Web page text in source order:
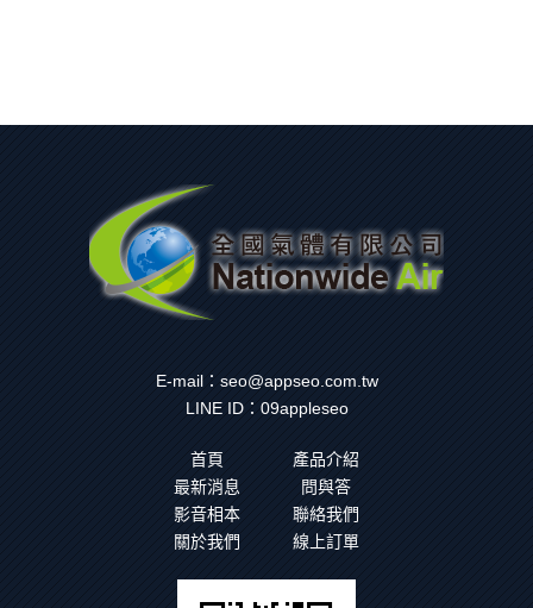
E-mail： seo@appseo.com.tw
LINE ID： 09appleseo
首頁
產品介紹
最新消息
問與答
影音相本
聯絡我們
關於我們
線上訂單